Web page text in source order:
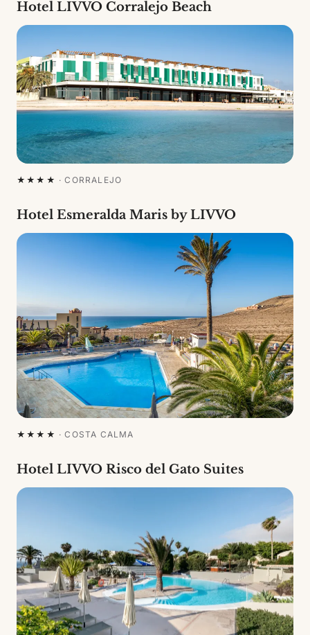
Hotel LIVVO Corralejo Beach
★★★★ ·CORRALEJO
Hotel Esmeralda Maris by LIVVO
★★★★ ·COSTA CALMA
Hotel LIVVO Risco del Gato Suites